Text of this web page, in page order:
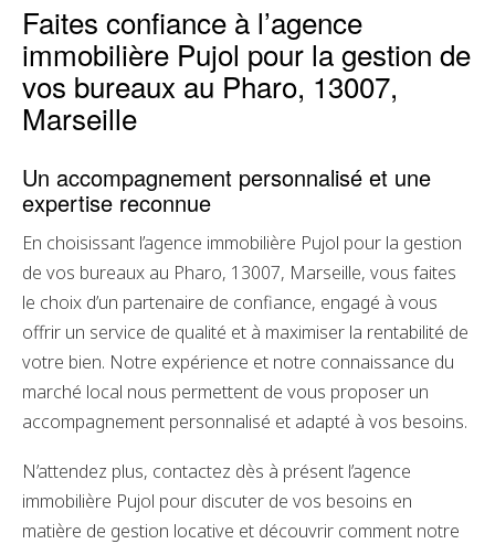
Faites confiance à l’agence
immobilière Pujol pour la gestion de
vos bureaux au Pharo, 13007,
Marseille
Un accompagnement personnalisé et une
expertise reconnue
En choisissant l’agence immobilière Pujol pour la gestion
de vos bureaux au Pharo, 13007, Marseille, vous faites
le choix d’un partenaire de confiance, engagé à vous
offrir un service de qualité et à maximiser la rentabilité de
votre bien. Notre expérience et notre connaissance du
marché local nous permettent de vous proposer un
accompagnement personnalisé et adapté à vos besoins.
N’attendez plus, contactez dès à présent l’agence
immobilière Pujol pour discuter de vos besoins en
matière de gestion locative et découvrir comment notre